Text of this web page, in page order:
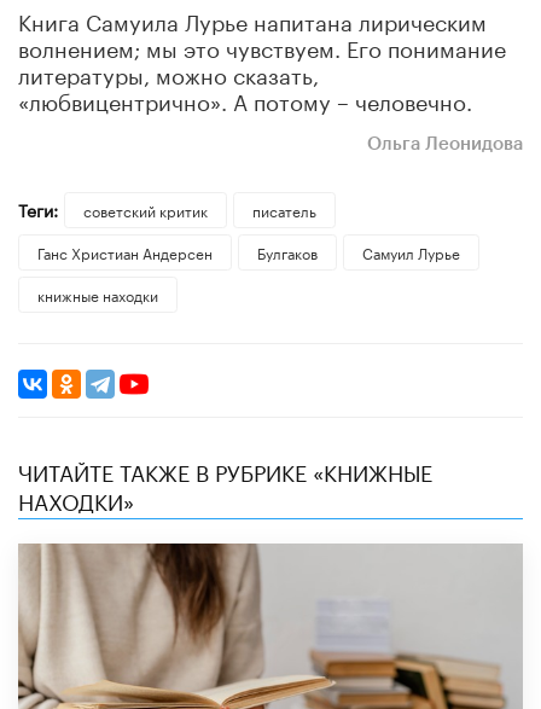
Книга Самуила Лурье напитана лирическим
волнением; мы это чувствуем. Его понимание
литературы, можно сказать,
«любвицентрично». А потому – человечно.
Ольга Леонидова
Теги: советский критик
писатель
Ганс Христиан Андерсен
Булгаков
Самуил Лурье
книжные находки
ЧИТАЙТЕ ТАКЖЕ В РУБРИКЕ «КНИЖНЫЕ
НАХОДКИ»